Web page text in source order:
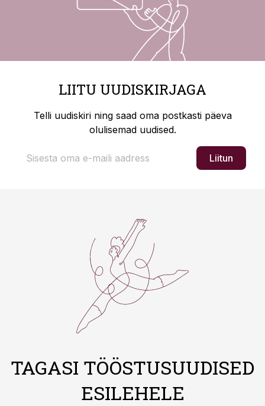
LIITU UUDISKIRJAGA
Telli uudiskiri ning saad oma postkasti päeva
olulisemad uudised.
Liitun
TAGASI TÖÖSTUSUUDISED
ESILEHELE